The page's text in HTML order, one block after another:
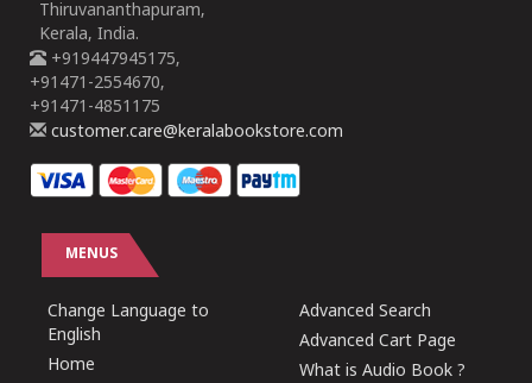
Thiruvananthapuram,
Kerala, India.
+919447945175,
+91471-2554670,
+91471-4851175
customer.care@keralabookstore.com
MENUS
Change Language to
English
Home
Advanced Search
Advanced Cart Page
What is Audio Book ?